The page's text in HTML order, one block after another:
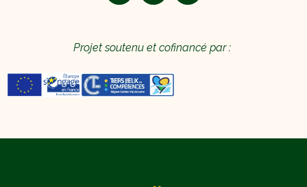
Projet soutenu et cofinancé par :